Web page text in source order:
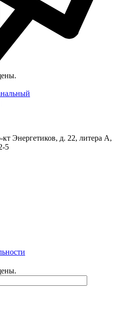
кт Энергетиков, д. 22, литера А,
5